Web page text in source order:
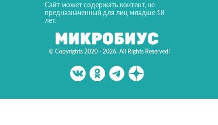
© Copyrights 2020 - 2026. All Rights Reserved!
Сайт может содержать контент, не
предназначенный для лиц младше 18
лет.